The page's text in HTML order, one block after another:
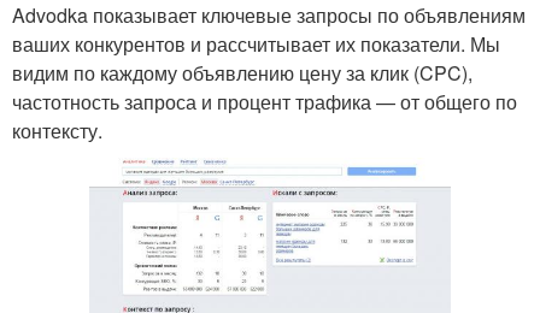
Advodka показывает ключевые запросы по объявлениям
ваших конкурентов и рассчитывает их показатели. Мы
видим по каждому объявлению цену за клик (CPC),
частотность запроса и процент трафика — от общего по
контексту.